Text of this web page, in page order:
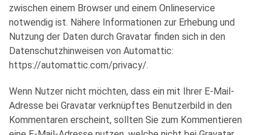
zwischen einem Browser und einem Onlineservice
notwendig ist. Nähere Informationen zur Erhebung und
Nutzung der Daten durch Gravatar finden sich in den
Datenschutzhinweisen von Automattic:
https://automattic.com/privacy/.
Wenn Nutzer nicht möchten, dass ein mit Ihrer E-Mail-
Adresse bei Gravatar verknüpftes Benutzerbild in den
Kommentaren erscheint, sollten Sie zum Kommentieren